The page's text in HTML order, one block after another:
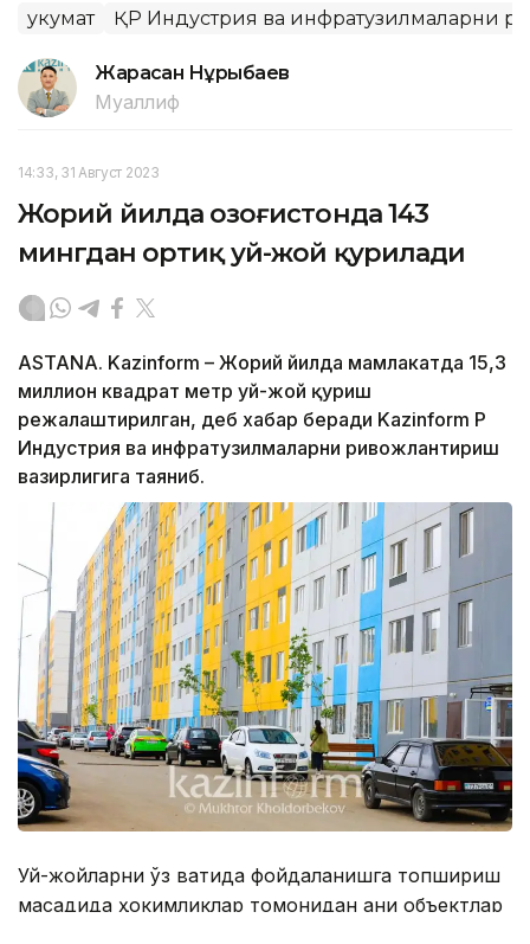
Ҳукумат ҚР Индустрия ва инфратузилмаларни
Жарасқан Нұрыбаев
Муаллиф
14:33, 31 Август 2023
Жорий йилда Қозоғистонда 143
мингдан ортиқ уй-жой қурилади
ASTANA. Kazinform – Жорий йилда мамлакатда 15,3
миллион квадрат метр уй-жой қуриш
режалаштирилган, деб хабар беради Kazinform ҚР
Индустрия ва инфратузилмаларни ривожлантириш
вазирлигига таяниб.
Уй-жойларни ўз вақтида фойдаланишга топшириш
мақсадида ҳокимликлар томонидан аниқ объектлар